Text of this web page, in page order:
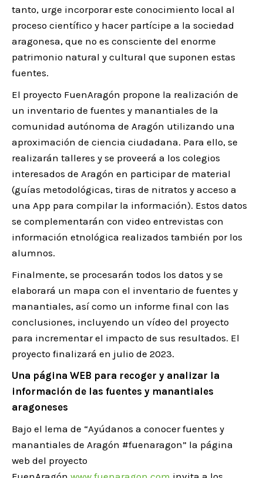
tanto, urge incorporar este conocimiento local al
proceso científico y hacer partícipe a la sociedad
aragonesa, que no es consciente del enorme
patrimonio natural y cultural que suponen estas
fuentes.
El proyecto FuenAragón propone la realización de
un inventario de fuentes y manantiales de la
comunidad autónoma de Aragón utilizando una
aproximación de ciencia ciudadana. Para ello, se
realizarán talleres y se proveerá a los colegios
interesados de Aragón en participar de material
(guías metodológicas, tiras de nitratos y acceso a
una App para compilar la información). Estos datos
se complementarán con video entrevistas con
información etnológica realizados también por los
alumnos.
Finalmente, se procesarán todos los datos y se
elaborará un mapa con el inventario de fuentes y
manantiales, así como un informe final con las
conclusiones, incluyendo un vídeo del proyecto
para incrementar el impacto de sus resultados. El
proyecto finalizará en julio de 2023.
Una página WEB para recoger y analizar la
información de las fuentes y manantiales
aragoneses
Bajo el lema de “Ayúdanos a conocer fuentes y
manantiales de Aragón #fuenaragon” la página
web del proyecto